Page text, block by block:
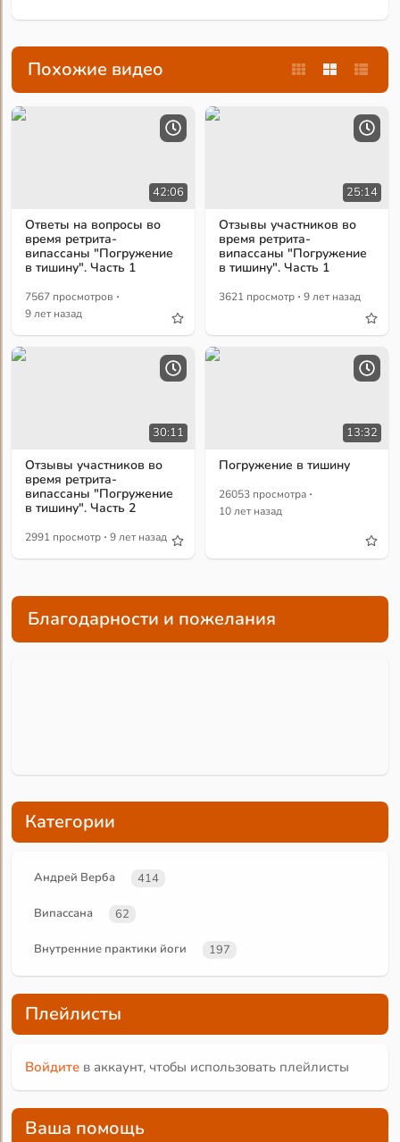
Похожие видео
42:06
Ответы на вопросы во
время ретрита-
випассаны "Погружение
в тишину". Часть 1
7567 просмотров ·
9 лет назад
25:14
Отзывы участников во
время ретрита-
випассаны "Погружение
в тишину". Часть 1
3621 просмотр · 9 лет назад
30:11
Отзывы участников во
время ретрита-
випассаны "Погружение
в тишину". Часть 2
2991 просмотр · 9 лет назад
13:32
Погружение в тишину
26053 просмотра ·
10 лет назад
Благодарности и пожелания
Категории
Андрей Верба 414
Випассана 62
Внутренние практики йоги 197
Плейлисты
Войдите в аккаунт, чтобы использовать плейлисты
Ваша помощь